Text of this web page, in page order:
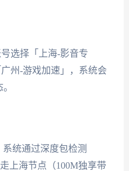
选择「上海-影音专
州-游戏加速」，系统会
统通过深度包检测
上海节点（100M独享带